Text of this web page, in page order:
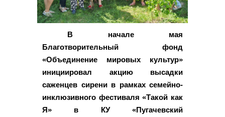
В начале мая
Благотворительный фонд
«Объединение мировых культур»
инициировал акцию высадки
саженцев сирени в рамках семейно-
инклюзивного фестиваля «Такой как
Я» в КУ «Пугачевский